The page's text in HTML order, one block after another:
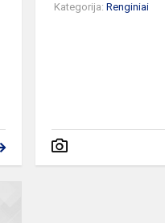
Kategorija:Renginiai